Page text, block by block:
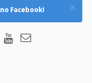
×
no Facebook!